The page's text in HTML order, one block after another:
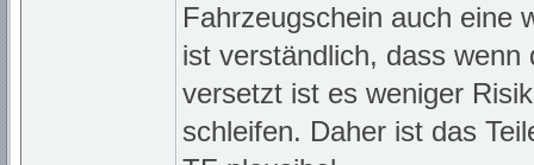
Fahrzeugschein auch eine
ist verständlich, dass
versetzt ist es weniger
schleifen. Daher ist das